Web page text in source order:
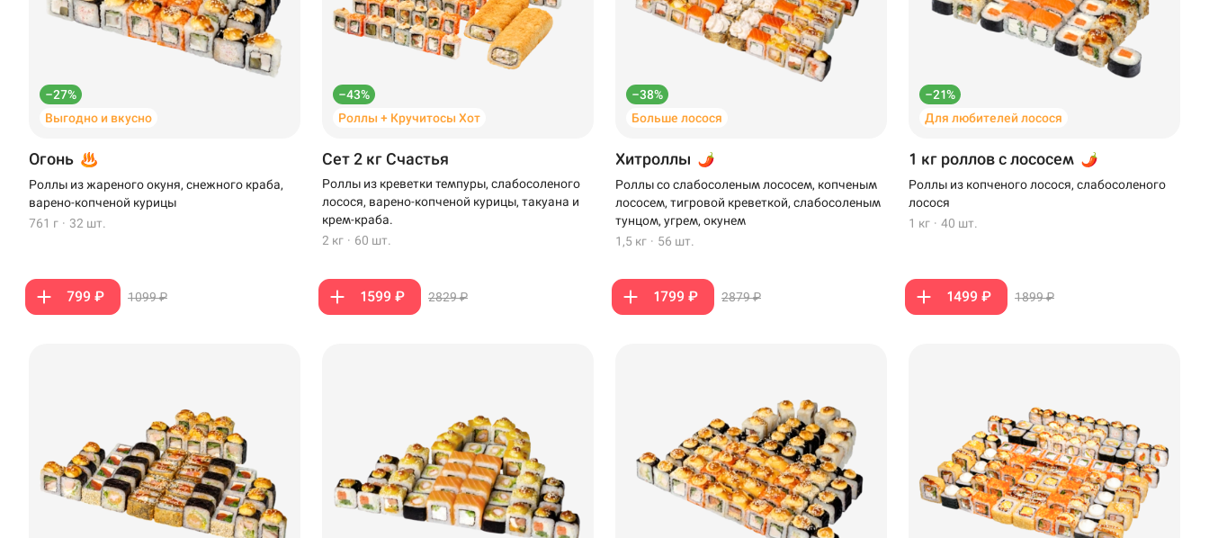
–27%
Выгодно и вкусно
Огонь
Роллы из жареного окуня, снежного краба,
варено-копченой курицы
761 г · 32 шт.
799 ₽ 1099 ₽
–43%
Роллы + Кручитосы Хот
Сет 2 кг Счастья
Роллы из креветки темпуры, слабосоленого
лосося, варено-копченой курицы, такуана и
крем-краба.
2 кг · 60 шт.
1599 ₽ 2829 ₽
–38%
Больше лосося
Хитроллы
Роллы со слабосоленым лососем, копченым
лососем, тигровой креветкой, слабосоленым
тунцом, угрем, окунем
1,5 кг · 56 шт.
1799 ₽ 2879 ₽
–21%
Для любителей лосося
1 кг роллов с лососем
Роллы из копченого лосося, слабосоленого
лосося
1 кг · 40 шт.
1499 ₽ 1899 ₽